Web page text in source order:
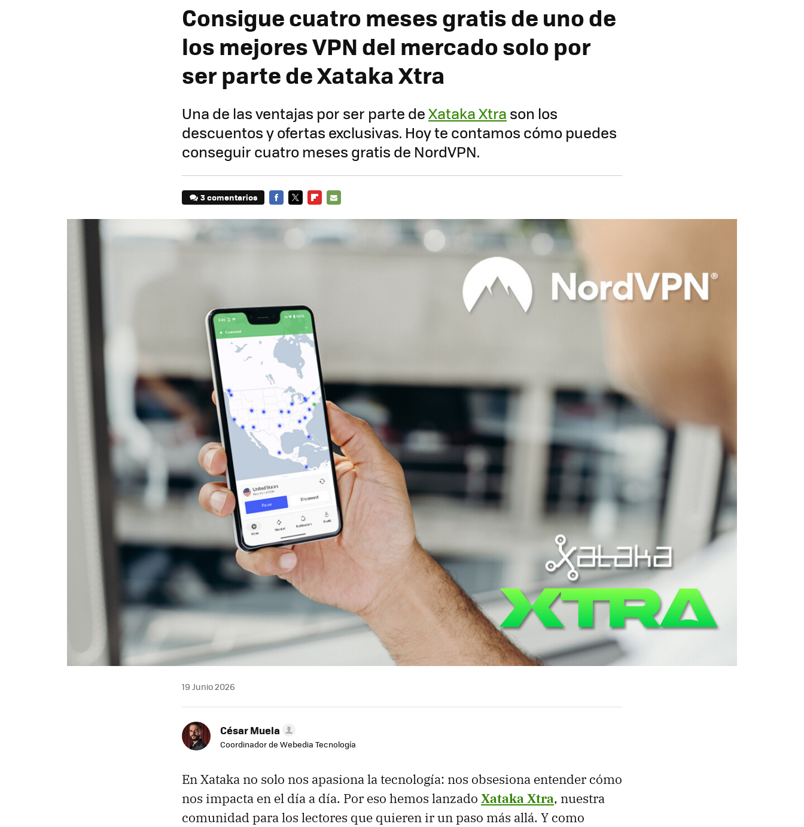
Consigue cuatro meses gratis de uno de
los mejores VPN del mercado solo por
ser parte de Xataka Xtra
Una de las ventajas por ser parte deXataka Xtra son los
descuentos y ofertas exclusivas. Hoy te contamos cómo puedes
conseguir cuatro meses gratis de NordVPN.
3 comentarios
19 Junio 2026
César Muela
Coordinador de Webedia Tecnología
En Xataka no solo nos apasiona la tecnología: nos obsesiona entender cómo
nos impacta en el día a día. Por eso hemos lanzado Xataka Xtra, nuestra
comunidad para los lectores que quieren ir un paso más allá. Y como